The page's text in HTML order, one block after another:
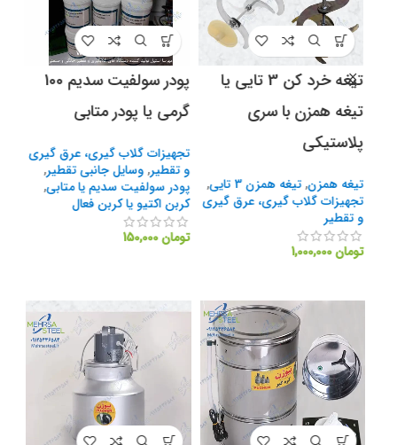
تیغه خرد کن 3 تایی یا
تیغه همزن با سری
پلاستیکی
تیغه همزن, تیغه همزن 3 تایی
,
تجهیزات گلاب گیری، عرق گیری
و تقطیر
تومان1,000,000
پودر سولفیت سدیم 100
گرمی یا پودر متابی
تجهیزات گلاب گیری، عرق گیری
و تقطیر, وسایل جانبی تقطیر,
پودر سولفیت سدیم یا متابی,
کربن اکتیو یا کربن فعال
تومان150,000